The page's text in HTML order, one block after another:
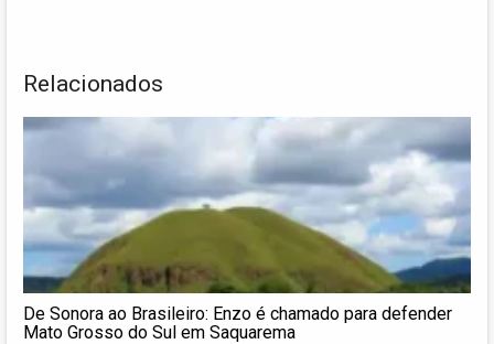
Relacionados
De Sonora ao Brasileiro: Enzo é chamado para defender
Mato Grosso do Sul em Saquarema